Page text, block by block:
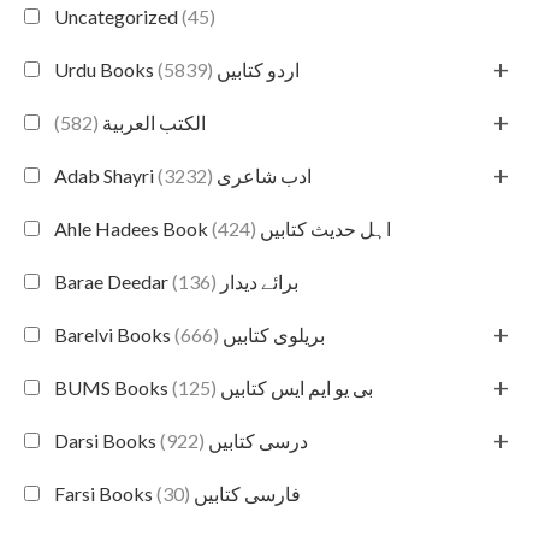
Uncategorized(45)
Urdu Books اردو کتابیں (5839) +
الكتب العربية (582) +
Adab Shayri ادب شاعری (3232) +
Ahle Hadees Book اہل حدیث کتابیں (424)
Barae Deedar برائے دیدار (136)
Barelvi Books بریلوی کتابیں (666) +
BUMS Books بی یو ایم ایس کتابیں (125) +
Darsi Books درسی کتابیں (922) +
Farsi Books فارسی کتابیں (30)